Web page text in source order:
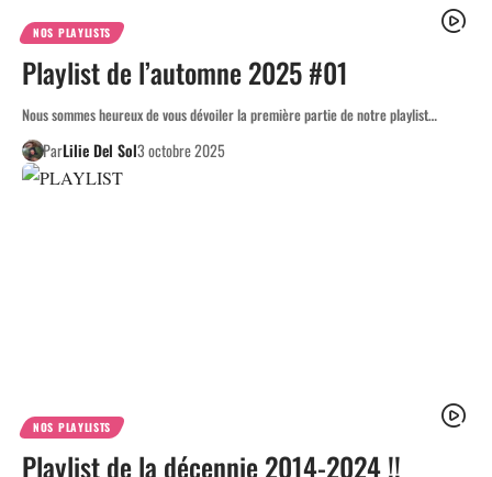
NOS PLAYLISTS
Playlist de l’automne 2025 #01
Nous sommes heureux de vous dévoiler la première partie de notre playlist…
ParLilie Del Sol3 octobre 2025
NOS PLAYLISTS
Playlist de la décennie 2014-2024 !!